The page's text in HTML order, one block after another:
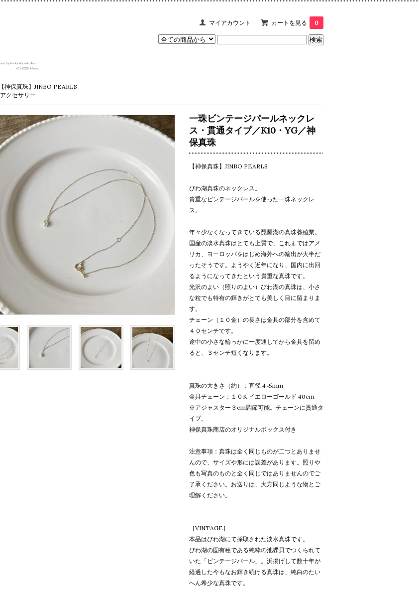
マイアカウント カートを見る 0
【神保真珠】JINBO PEARLS
アクセサリー
一珠ビンテージパールネックレ
ス・貫通タイプ／K10・YG／神
保真珠
【神保真珠】JINBO PEARLS
びわ湖真珠のネックレス。
貴重なビンテージパールを使った一珠ネックレ
ス。
年々少なくなってきている琵琶湖の真珠養殖業。
国産の淡水真珠はとても上質で、これまではアメ
リカ、ヨーロッパをはじめ海外への輸出が大半だ
ったそうです。ようやく近年になり、国内に出回
るようになってきたという貴重な真珠です。
光沢のよい（照りのよい）びわ湖の真珠は、小さ
な粒でも特有の輝きがとても美しく目に留まりま
す。
チェーン（１０金）の長さは金具の部分を含めて
４０センチです。
途中の小さな輪っかに一度通してから金具を留め
ると、３センチ短くなります。
真珠の大きさ（約）：直径 4~5mm
金具チェーン：１０K イエローゴールド 40cm
※アジャスター３cm調節可能。チェーンに貫通タ
イプ。
神保真珠商店のオリジナルボックス付き
注意事項：真珠は全く同じものが二つとありませ
んので、サイズや形には誤差があります。照りや
色も写真のものと全く同じではありませんのでご
了承ください。お送りは、大方同じような物とご
理解ください。
［VINTAGE］
本品はびわ湖にて採取された淡水真珠です。
びわ湖の固有種である純粋の池蝶貝でつくられて
いた「ビンテージパール」。浜揚げして数十年が
経過した今もなお輝き続ける真珠は、純白のたい
へん希少な真珠です。